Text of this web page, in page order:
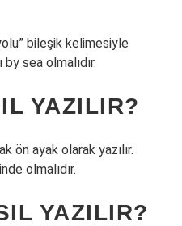
bileşik kelimesiyle
by sea olmalıdır.
YAZILIR?
ön ayak olarak yazılır.
olmalıdır.
YAZILIR?